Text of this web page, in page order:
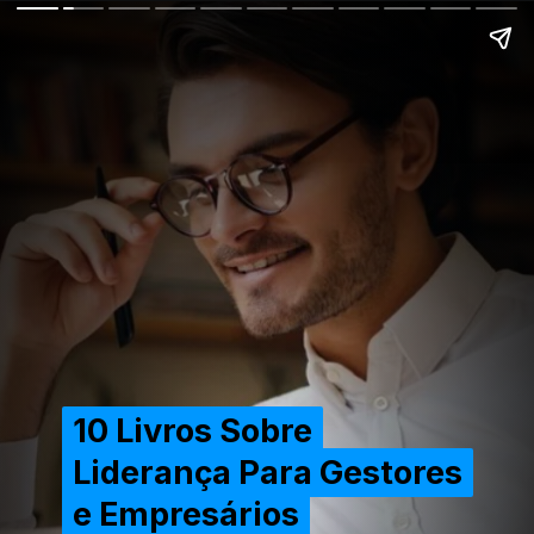
10 Livros Sobre
Liderança Para Gestores
e Empresários
10 Livros Sobre
Liderança Para Gestores
e Empresários